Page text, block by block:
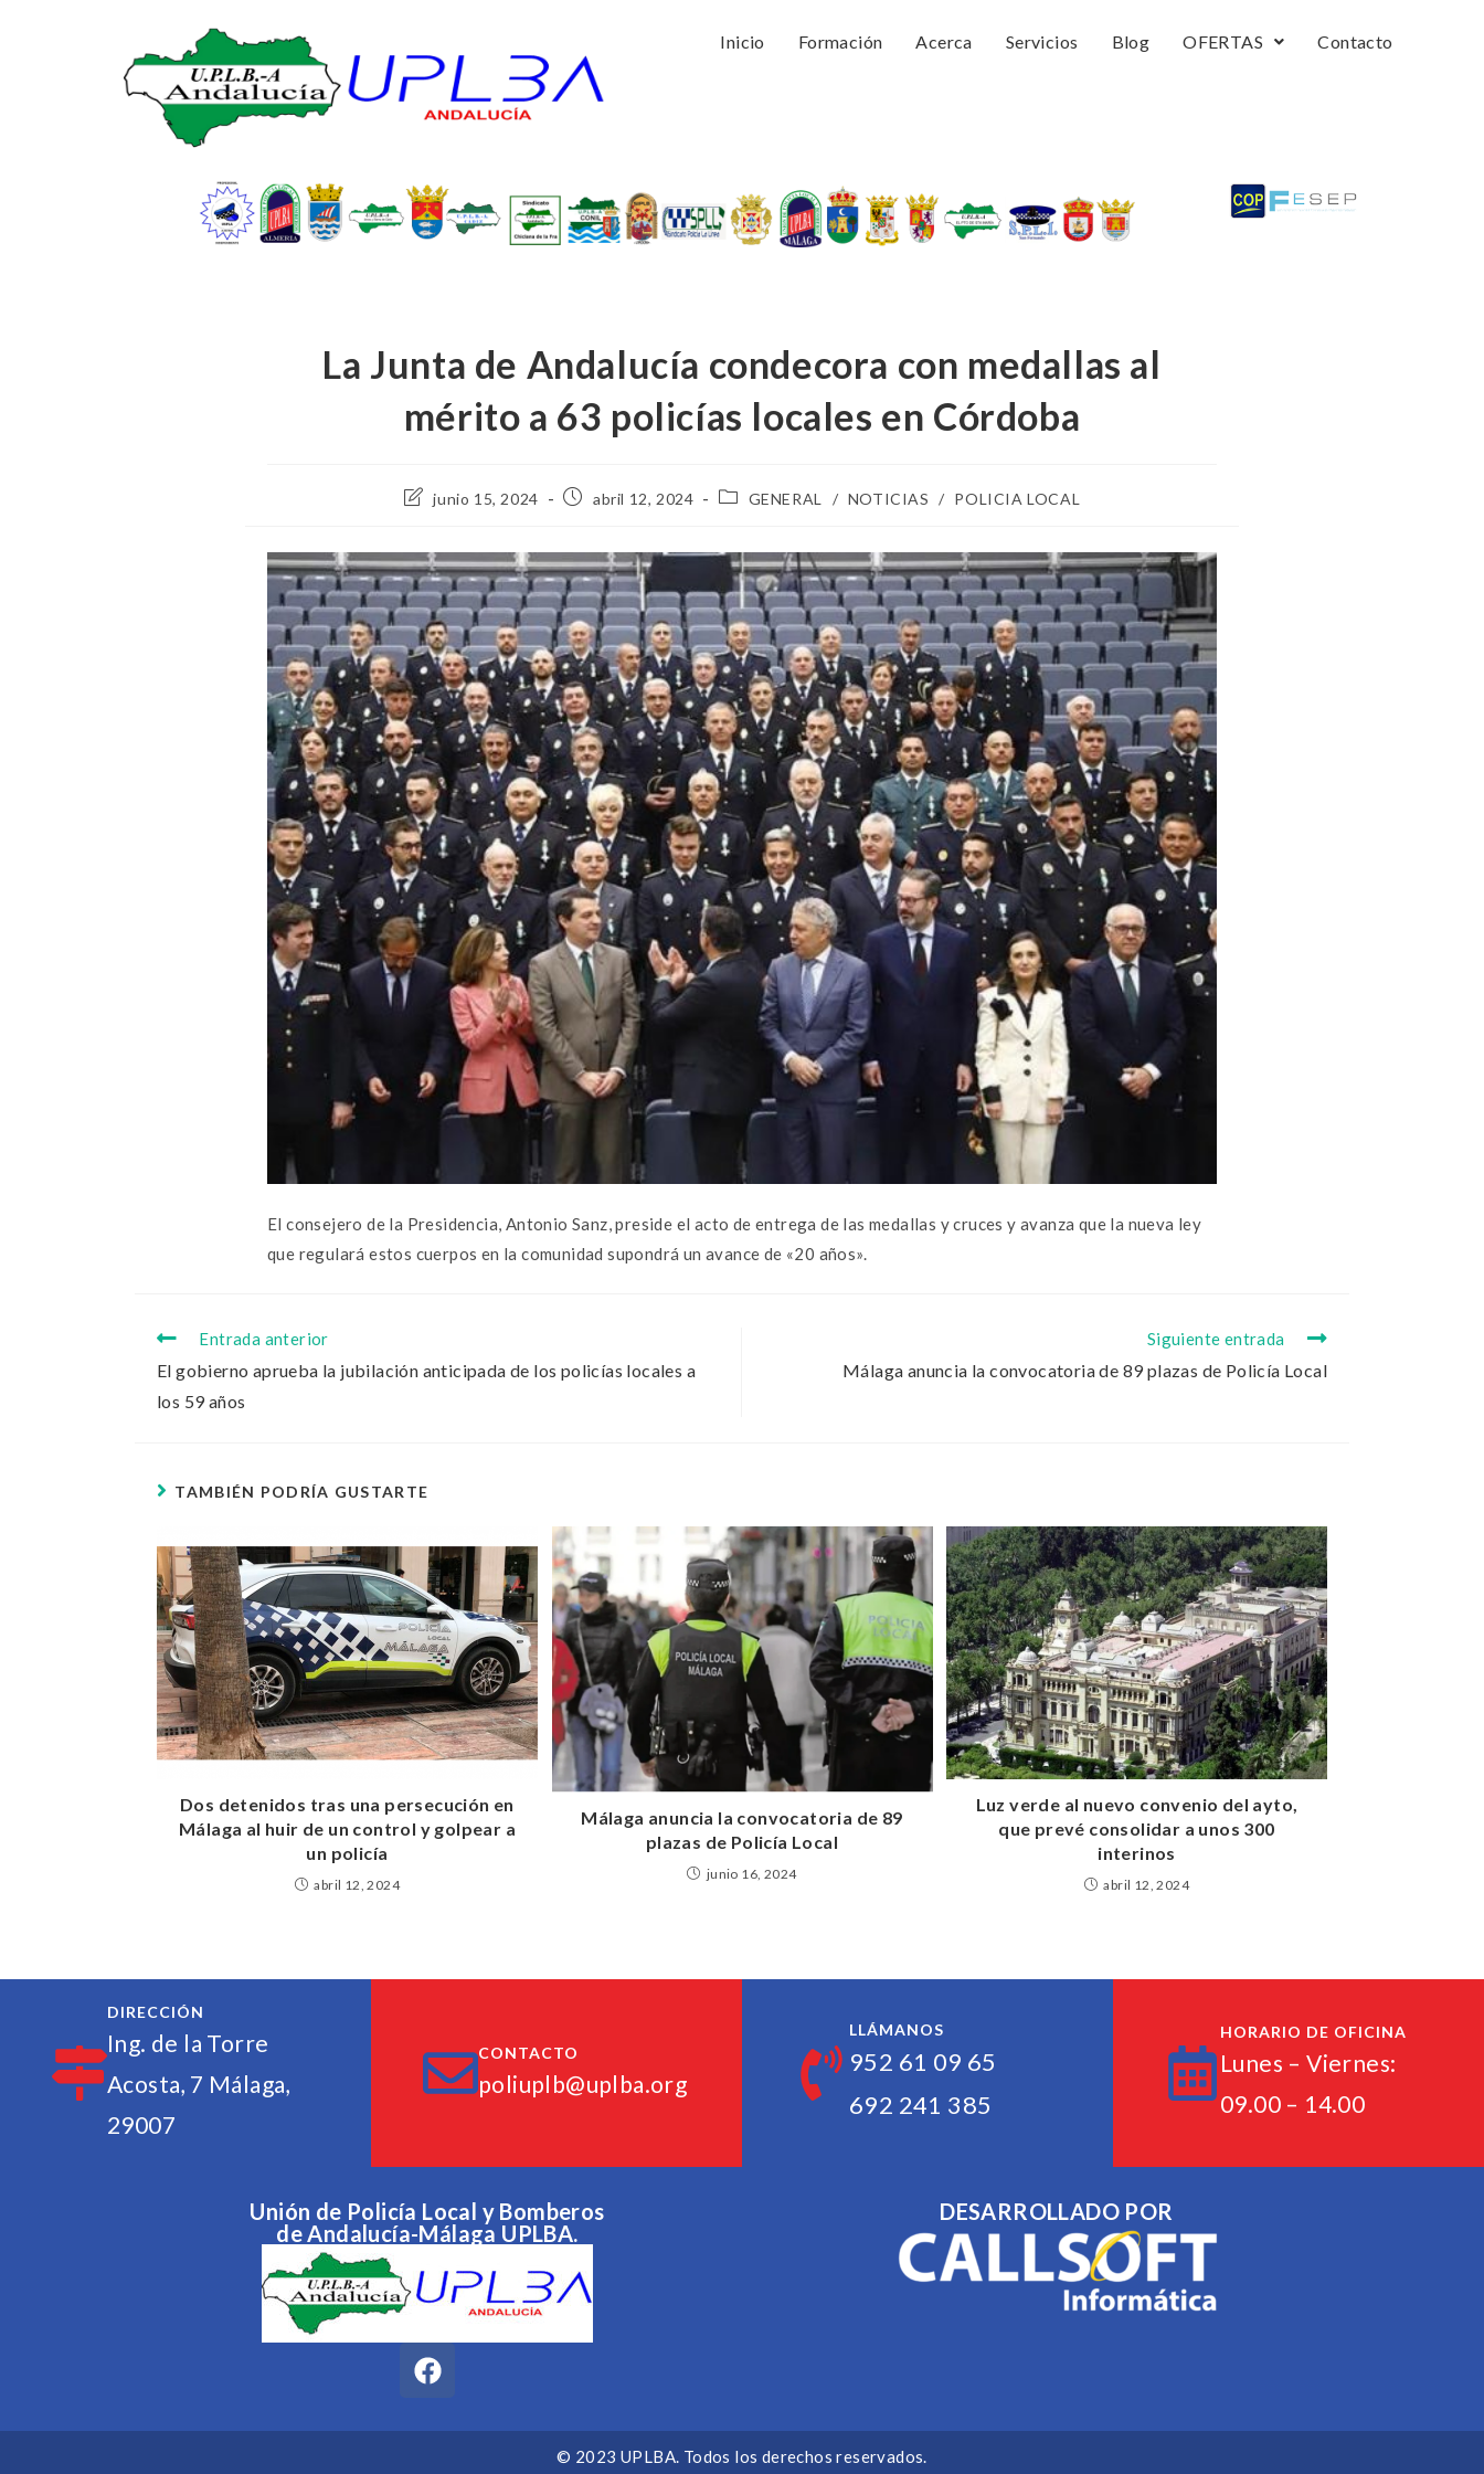
Inicio Formación Acerca Servicios Blog OFERTAS Contacto
La Junta de Andalucía condecora con medallas al
mérito a 63 policías locales en Córdoba
junio 15, 2024 abril 12, 2024 GENERAL / NOTICIAS / POLICIA LOCAL
El consejero de la Presidencia, Antonio Sanz, preside el acto de entrega de las medallas y cruces y avanza que la nueva ley
que regulará estos cuerpos en la comunidad supondrá un avance de «20 años».
Entrada anterior
El gobierno aprueba la jubilación anticipada de los policías locales a
los 59 años
Siguiente entrada
Málaga anuncia la convocatoria de 89 plazas de Policía Local
TAMBIÉN PODRÍA GUSTARTE
Dos detenidos tras una persecución en
Málaga al huir de un control y golpear a
un policía
abril 12, 2024
Málaga anuncia la convocatoria de 89
plazas de Policía Local
junio 16, 2024
Luz verde al nuevo convenio del ayto,
que prevé consolidar a unos 300
interinos
abril 12, 2024
DIRECCIÓN
Ing. de la Torre
Acosta, 7 Málaga,
29007
CONTACTO
poliuplb@uplba.org
LLÁMANOS
952 61 09 65
692 241 385
HORARIO DE OFICINA
Lunes – Viernes:
09.00 – 14.00
Unión de Policía Local y Bomberos
de Andalucía-Málaga UPLBA.
DESARROLLADO POR
© 2023 UPLBA. Todos los derechos reservados.